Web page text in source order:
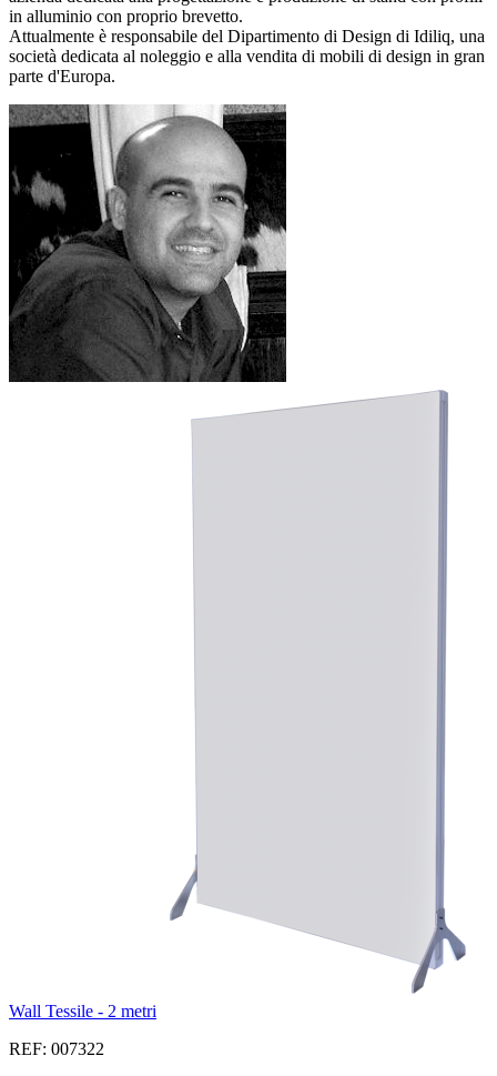
in alluminio con proprio brevetto.
Attualmente è responsabile del Dipartimento di Design di Idiliq, una
società dedicata al noleggio e alla vendita di mobili di design in gran
parte d'Europa.
Wall Tessile - 2 metri
REF: 007322